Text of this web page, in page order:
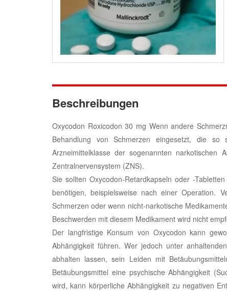
Beschreibungen
Oxycodon Roxicodon 30 mg Wenn andere
Behandlung von Schmerzen eingesetzt, die
Arzneimittelklasse der sogenannten narkotischen
Zentralnervensystem (ZNS).
Sie sollten Oxycodon-Retardkapseln oder -
benötigen, beispielsweise nach einer Operation.
Schmerzen oder wenn nicht-narkotische
Beschwerden mit diesem Medikament wird nicht
Der langfristige Konsum von Oxycodon kann
Abhängigkeit führen. Wer jedoch unter
abhalten lassen, sein Leiden mit
Betäubungsmittel eine psychische Abhängigkeit
wird, kann körperliche Abhängigkeit zu negativen